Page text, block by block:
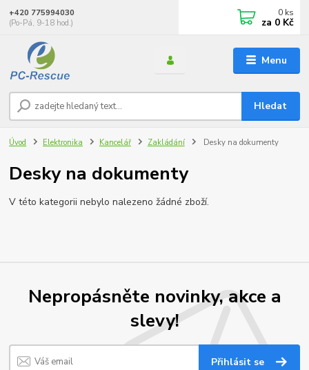
Menu
Hledat
+420 775994030
(Po-Pá, 9-18 hod.)
0 ks
za 0 Kč
Úvod Elektronika Kancelář Zakládání Desky na dokumenty
Desky na dokumenty
V této kategorii nebylo nalezeno žádné zboží.
Nepropásněte novinky, akce a
slevy!
Přihlásit se